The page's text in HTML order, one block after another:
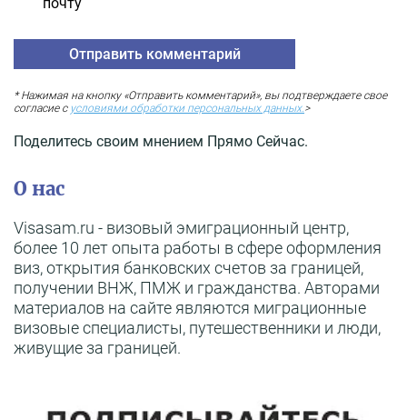
* Нажимая на кнопку «Отправить комментарий», вы подтверждаете свое
согласие с условиями обработки персональных данных.>
Поделитесь своим мнением Прямо Сейчас.
О нас
Visasam.ru - визовый эмиграционный центр,
более 10 лет опыта работы в сфере оформления
виз, открытия банковских счетов за границей,
получении ВНЖ, ПМЖ и гражданства. Авторами
материалов на сайте являются миграционные
визовые специалисты, путешественники и люди,
живущие за границей.